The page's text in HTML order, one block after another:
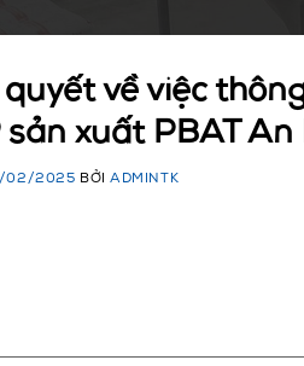
quyết về việc
sản xuất PBAT An
02/2025 BỞIADMINTK